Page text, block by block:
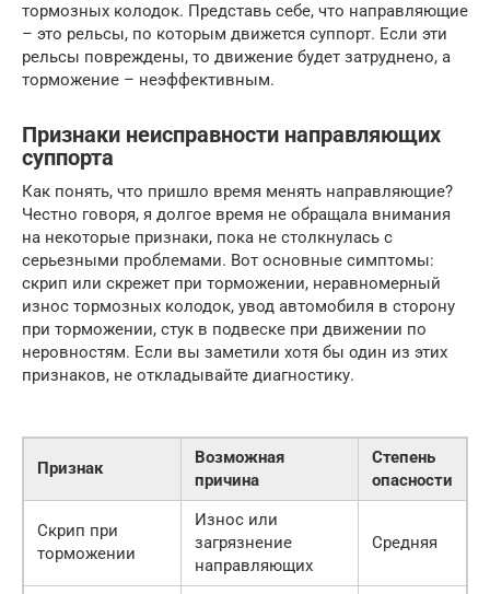
тормозных колодок. Представь себе, что направляющие
– это рельсы, по которым движется суппорт. Если эти
рельсы повреждены, то движение будет затруднено, а
торможение – неэффективным.
Признаки неисправности направляющих
суппорта
Как понять, что пришло время менять направляющие?
Честно говоря, я долгое время не обращала внимания
на некоторые признаки, пока не столкнулась с
серьезными проблемами. Вот основные симптомы:
скрип или скрежет при торможении, неравномерный
износ тормозных колодок, увод автомобиля в сторону
при торможении, стук в подвеске при движении по
неровностям. Если вы заметили хотя бы один из этих
признаков, не откладывайте диагностику.
Признак
Возможная
причина
Степень
опасности
Скрип при
торможении
Износ или
загрязнение
направляющих
Средняя